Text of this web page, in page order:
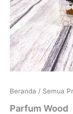
Beranda / Semua
Parfum Wood